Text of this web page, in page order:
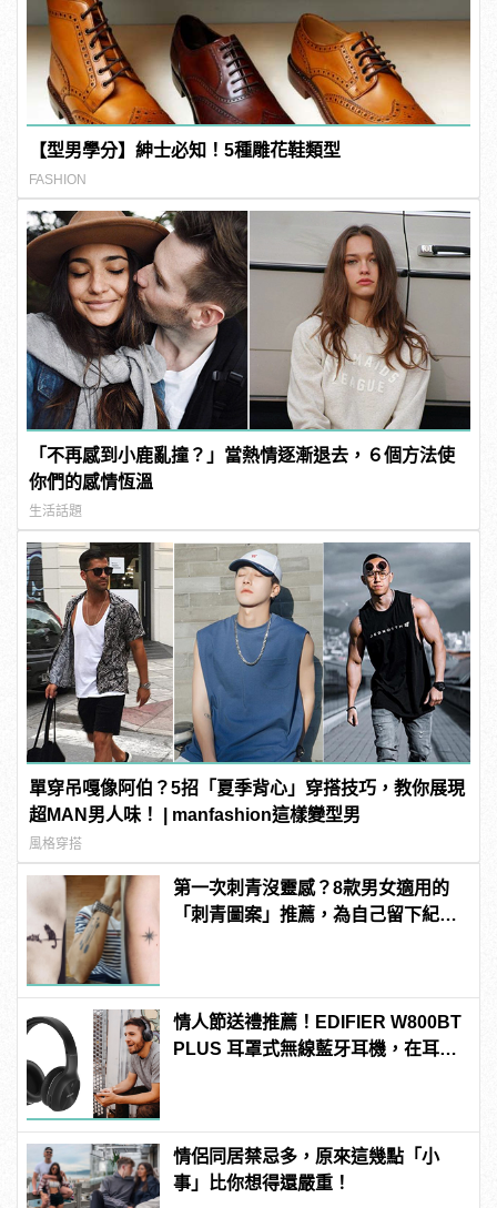
【型男學分】紳士必知！5種雕花鞋類型
FASHION
「不再感到小鹿亂撞？」當熱情逐漸退去，６個方法使
你們的感情恆溫
生活話題
單穿吊嘎像阿伯？5招「夏季背心」穿搭技巧，教你展現
超MAN男人味！ | manfashion這樣變型男
風格穿搭
第一次刺青沒靈感？8款男女適用的
「刺青圖案」推薦，為自己留下紀
情人節送禮推薦！EDIFIER W800BT
PLUS 耳罩式無線藍牙耳機，在耳邊
情侶同居禁忌多，原來這幾點「小
事」比你想得還嚴重！